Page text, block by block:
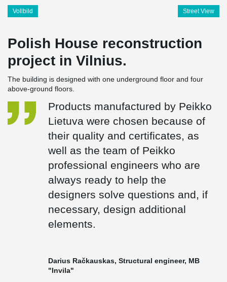
Vollbild Street View
Polish House reconstruction
project in Vilnius.
The building is designed with one underground floor and four
above-ground floors.
Products manufactured by Peikko
Lietuva were chosen because of
their quality and certificates, as
well as the team of Peikko
professional engineers who are
always ready to help the
designers solve questions and, if
necessary, design additional
elements.
Darius Račkauskas, Structural engineer, MB
"Invila"